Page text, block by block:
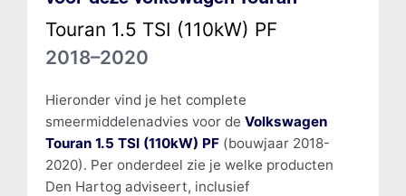
Touran 1.5 TSI (110kW) PF
2018–2020
Hieronder vind je het complete
smeermiddelenadvies voor de Volkswagen
Touran 1.5 TSI (110kW) PF(bouwjaar 2018-
2020). Per onderdeel zie je welke producten
Den Hartog adviseert, inclusief